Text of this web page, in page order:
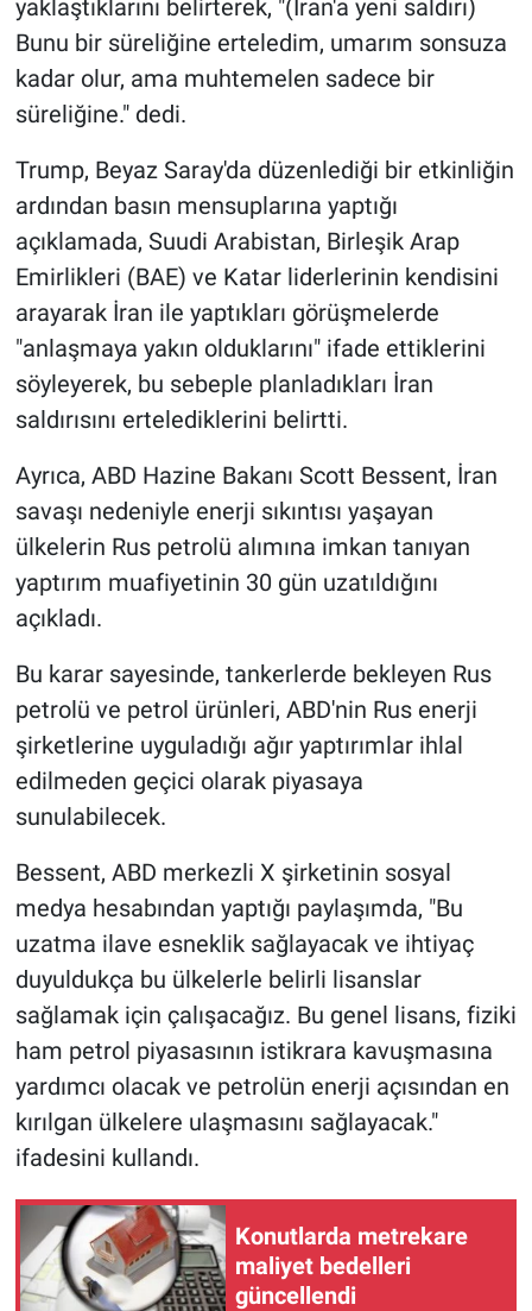
yaklaştıklarını belirterek, "(İran'a yeni saldırı)
Bunu bir süreliğine erteledim, umarım sonsuza
kadar olur, ama muhtemelen sadece bir
süreliğine." dedi.
Trump, Beyaz Saray'da düzenlediği bir etkinliğin
ardından basın mensuplarına yaptığı
açıklamada, Suudi Arabistan, Birleşik Arap
Emirlikleri (BAE) ve Katar liderlerinin kendisini
arayarak İran ile yaptıkları görüşmelerde
"anlaşmaya yakın olduklarını" ifade ettiklerini
söyleyerek, bu sebeple planladıkları İran
saldırısını ertelediklerini belirtti.
Ayrıca, ABD Hazine Bakanı Scott Bessent, İran
savaşı nedeniyle enerji sıkıntısı yaşayan
ülkelerin Rus petrolü alımına imkan tanıyan
yaptırım muafiyetinin 30 gün uzatıldığını
açıkladı.
Bu karar sayesinde, tankerlerde bekleyen Rus
petrolü ve petrol ürünleri, ABD'nin Rus enerji
şirketlerine uyguladığı ağır yaptırımlar ihlal
edilmeden geçici olarak piyasaya
sunulabilecek.
Bessent, ABD merkezli X şirketinin sosyal
medya hesabından yaptığı paylaşımda, "Bu
uzatma ilave esneklik sağlayacak ve ihtiyaç
duyuldukça bu ülkelerle belirli lisanslar
sağlamak için çalışacağız. Bu genel lisans, fiziki
ham petrol piyasasının istikrara kavuşmasına
yardımcı olacak ve petrolün enerji açısından en
kırılgan ülkelere ulaşmasını sağlayacak."
ifadesini kullandı.
Konutlarda metrekare
maliyet bedelleri
güncellendi